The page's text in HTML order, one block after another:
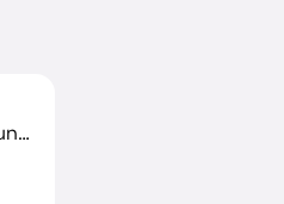
Ferienhaus mit Terrasse und Garten | Haustierfreundlich